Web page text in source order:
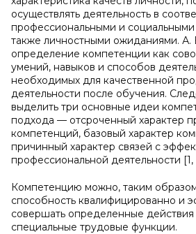
осуществлять деятельность в
профессиональными и
также личностными ожиданиями. А.
определение компетенции как
умений, навыков и способов
необходимых для качественной
деятельности после обучения.
выделить три основные идеи
подхода — отсроченный характер
компетенций, базовый характер
причинный характер связей с
профессиональной деятельности [1,
Компетенцию можно, таким
способность квалифицированно и
совершать определенные действия
специальные трудовые функции.